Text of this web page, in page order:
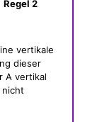
Regel 2
vertikale
dieser
A vertikal
nicht